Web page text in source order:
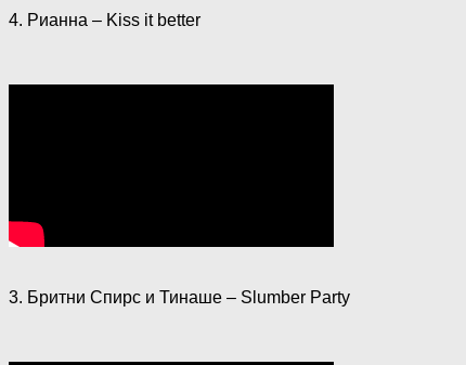
4. Рианна – Kiss it better
3. Бритни Спирс и Тинаше – Slumber Party